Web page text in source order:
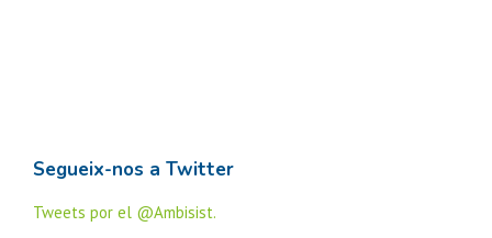
Segueix-nos a Twitter
Tweets por el @Ambisist.